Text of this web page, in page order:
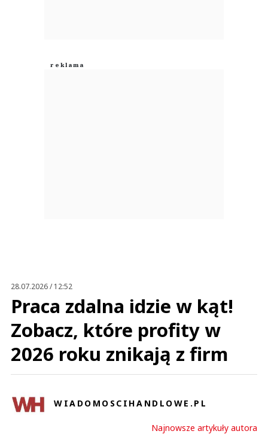
28.07.2026 / 12:52
Praca zdalna idzie w kąt!
Zobacz, które profity w
2026 roku znikają z firm
WIADOMOSCIHANDLOWE.PL
Najnowsze artykuły autora